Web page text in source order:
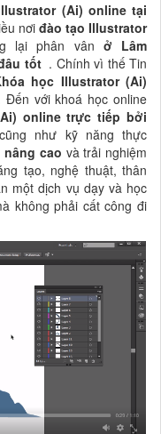
(Ai) online tại
nơi đào tạo Illustrator
lại phân vân ở Lâm
tốt . Chính vì thếTin
học Illustrator (Ai)
Đến với khoá học online
online trực tiếp bởi
như kỹ năng thực
cao và trải nghiệm
tạo, nghệ thuật, thân
một dịch vụ dạy và học
không phải cất công đi